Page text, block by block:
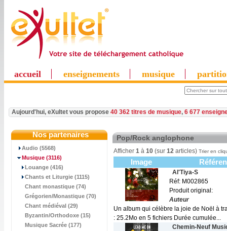
accueil enseignements musique
Aujourd'hui, eXultet vous propose 40 362 titres de musique, 6 677
Nos partenaires
Audio (5568)
Musique (3116)
Louange (416)
Chants et Liturgie (1115)
Chant monastique (74)
Grégorien/Monastique (70)
Chant médiéval (29)
Byzantin/Orthodoxe (15)
Musique Sacrée (177)
Pop/Rock anglophone
Afficher 1 à 10 (sur 12 articles) Trier en
Image
Al'Tiya-S
Réf: M002865
Produit original:
Auteur
Un album qui célèbre la joie de Noël à
: 25.2Mo en 5 fichiers Durée cumulée...
Chemin-Neuf